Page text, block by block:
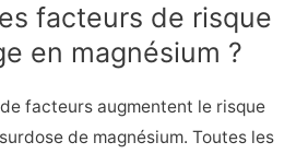
facteurs de risque
en magnésium ?
facteurs augmentent le risque
de magnésium. Toutes les